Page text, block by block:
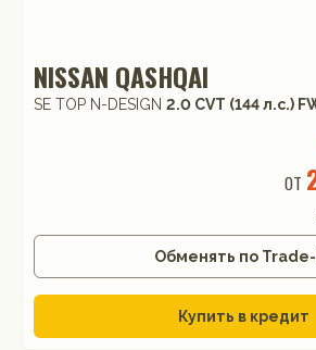
NISSAN QASHQAI
SE TOP N-DESIGN 2.0 CVT (144 л.с.)
от
Обменять по Trade-
Купить в кредит